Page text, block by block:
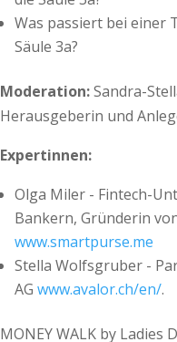
Was passiert bei einer
Säule 3a?
Moderation:Sandra-
Herausgeberin und
Expertinnen:
Olga Miler - Fintech-
Bankern, Gründerin
www.smartpurse.me
Stella Wolfsgruber -
AG www.avalor.ch/en/.
MONEY WALK by Ladies